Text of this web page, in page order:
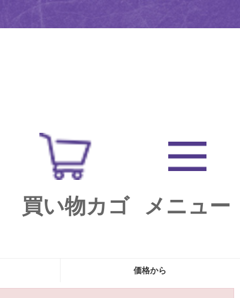
買い物カゴ メニュー
価格から